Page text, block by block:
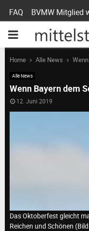
FAQ BVMW Mitglied
P
R
I
M
M
Home Alle News
Alle News
Wenn Bayern dem
12. Juni 2019
Das Oktoberfest gleicht
Reichen und Schönen